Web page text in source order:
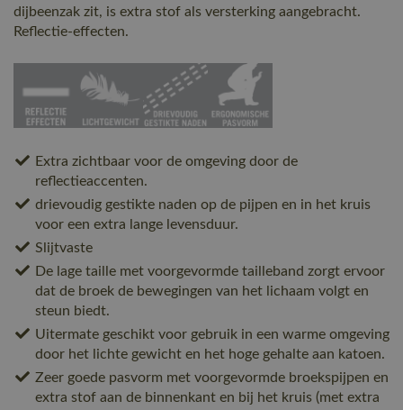
dijbeenzak zit, is extra stof als versterking aangebracht.
Reflectie-effecten.
Extra zichtbaar voor de omgeving door de
reflectieaccenten.
drievoudig gestikte naden op de pijpen en in het kruis
voor een extra lange levensduur.
Slijtvaste
De lage taille met voorgevormde tailleband zorgt ervoor
dat de broek de bewegingen van het lichaam volgt en
steun biedt.
Uitermate geschikt voor gebruik in een warme omgeving
door het lichte gewicht en het hoge gehalte aan katoen.
Zeer goede pasvorm met voorgevormde broekspijpen en
extra stof aan de binnenkant en bij het kruis (met extra